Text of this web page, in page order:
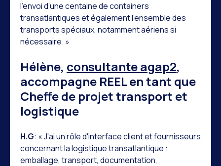
l’envoi d’une centaine de containers
transatlantiques et également l’ensemble des
transports spéciaux, notamment aériens si
nécessaire. »
Hélène, consultante agap2,
accompagne REEL en tant que
Cheffe de projet transport et
logistique
H.G: « J'ai un rôle d'interface client et fournisseurs
concernant la logistique transatlantique :
emballage, transport, documentation,